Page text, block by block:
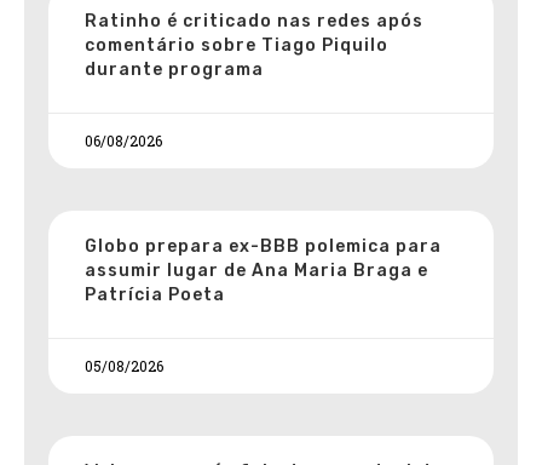
Ratinho é criticado nas redes após
comentário sobre Tiago Piquilo
durante programa
06/08/2026
Globo prepara ex-BBB polemica para
assumir lugar de Ana Maria Braga e
Patrícia Poeta
05/08/2026